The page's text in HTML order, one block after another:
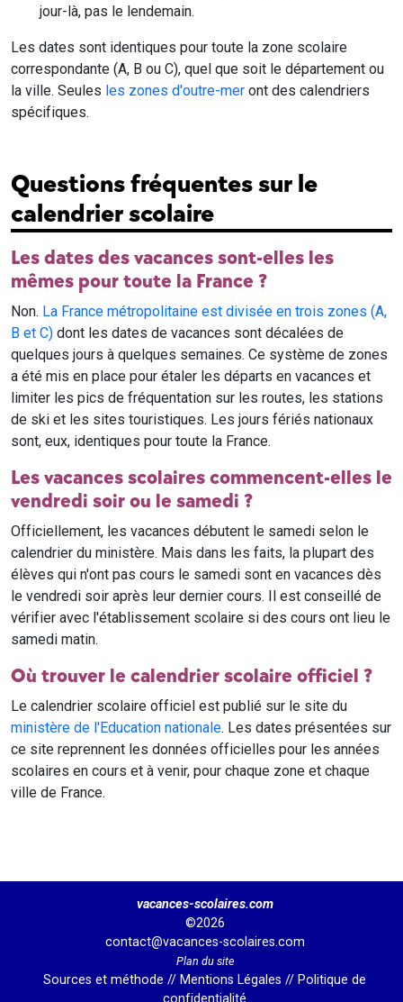
jour-là, pas le lendemain.
Les dates sont identiques pour toute la zone scolaire
correspondante (A, B ou C), quel que soit le département ou
la ville. Seules les zones d'outre-mer ont des calendriers
spécifiques.
Questions fréquentes sur le
calendrier scolaire
Les dates des vacances sont-elles les
mêmes pour toute la France ?
Non. La France métropolitaine est divisée en trois zones (A,
B et C) dont les dates de vacances sont décalées de
quelques jours à quelques semaines. Ce système de zones
a été mis en place pour étaler les départs en vacances et
limiter les pics de fréquentation sur les routes, les stations
de ski et les sites touristiques. Les jours fériés nationaux
sont, eux, identiques pour toute la France.
Les vacances scolaires commencent-elles le
vendredi soir ou le samedi ?
Officiellement, les vacances débutent le samedi selon le
calendrier du ministère. Mais dans les faits, la plupart des
élèves qui n'ont pas cours le samedi sont en vacances dès
le vendredi soir après leur dernier cours. Il est conseillé de
vérifier avec l'établissement scolaire si des cours ont lieu le
samedi matin.
Où trouver le calendrier scolaire officiel ?
Le calendrier scolaire officiel est publié sur le site du
ministère de l'Education nationale. Les dates présentées sur
ce site reprennent les données officielles pour les années
scolaires en cours et à venir, pour chaque zone et chaque
ville de France.
vacances-scolaires.com
©2026
contact@vacances-scolaires.com
Plan du site
Sources et méthode // Mentions Légales // Politique de